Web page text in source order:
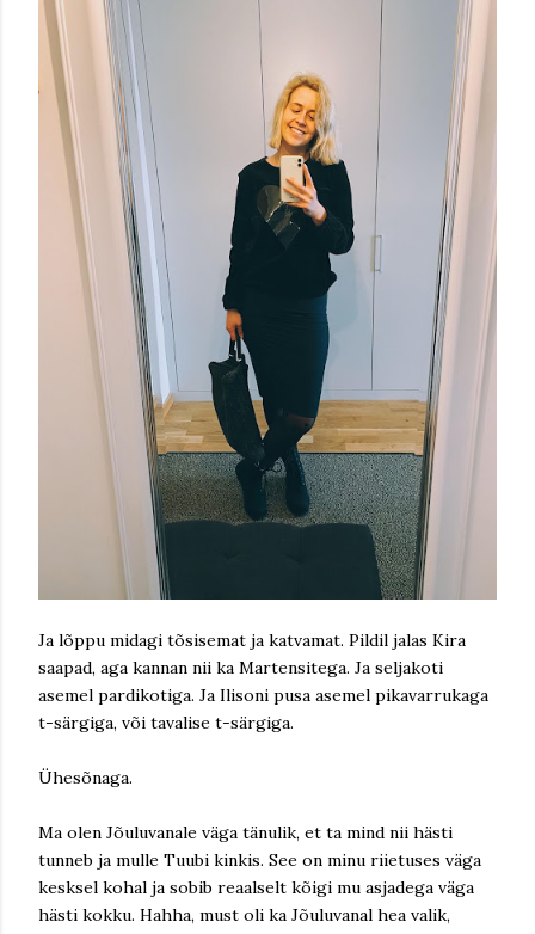
Ja lõppu midagi tõsisemat ja katvamat. Pildil jalas Kira
saapad, aga kannan nii ka Martensitega. Ja seljakoti
asemel pardikotiga. Ja Ilisoni pusa asemel pikavarrukaga
t-särgiga, või tavalise t-särgiga.
Ühesõnaga.
Ma olen Jõuluvanale väga tänulik, et ta mind nii hästi
tunneb ja mulle Tuubi kinkis. See on minu riietuses väga
kesksel kohal ja sobib reaalselt kõigi mu asjadega väga
hästi kokku. Hahha, must oli ka Jõuluvanal hea valik,